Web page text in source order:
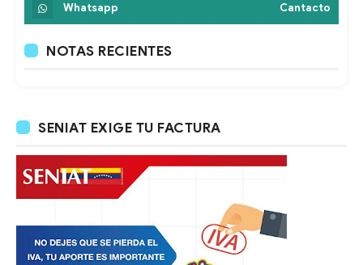
Whatsapp Cantacto
NOTAS RECIENTES
SENIAT EXIGE TU FACTURA